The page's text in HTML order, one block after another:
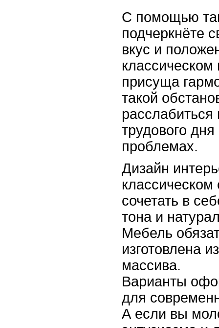
С помощью
подчеркнёте
вкус и
классическом
присуща
такой
расслабиться
трудового
проблемах.
Дизайн
сочетать в
тона и
Мебель
изготовлена
массива.
Варианты
для
А если вы